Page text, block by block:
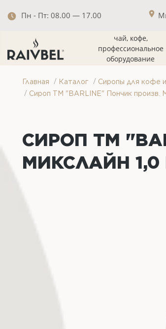
Пн - Пт: 08.00 — 17.00
чай, кофе,
профессиональное
оборудование
Главная / Каталог / Сиропы для кофе
/ Сироп ТМ "BARLINE" Пончик
СИРОП ТМ
МИКСЛАЙН